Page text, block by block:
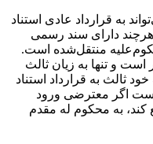
به قرارداد عادی استناد
دارای سند رسمی
منتقل‌شده است.
است و تنها به زیان ثالث
ثالث به قرارداد استناد
است اگر معترضی ورود
کند، به محکوم له مقدم